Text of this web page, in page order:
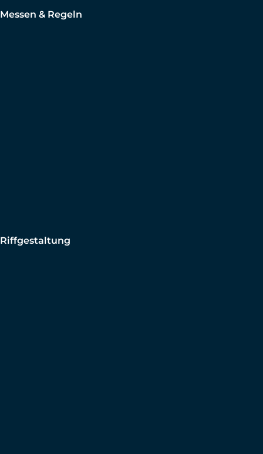
Messen & Regeln
Riffgestaltung